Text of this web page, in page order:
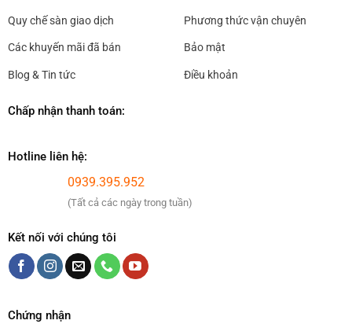
Quy chế sàn giao dịch
Các khuyến mãi đã bán
Blog & Tin tức
Phương thức vận chuyên
Bảo mật
Điều khoản
Chấp nhận thanh toán:
Hotline liên hệ:
0939.395.952
(Tất cả các ngày trong tuần)
Kết nối với chúng tôi
Chứng nhận